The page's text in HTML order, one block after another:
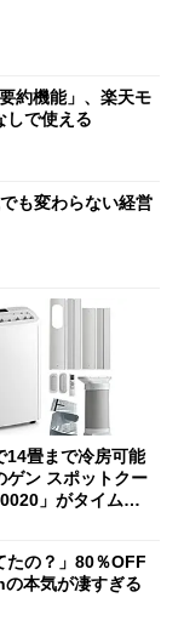
約機能」、楽天モ
しで使える
も変わらない経営
14畳まで冷房可能
ゲン スポットクー
」がタイムセ
たの？」80％OFF
本気が凄すぎる